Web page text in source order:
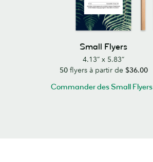
Small Flyers
4.13” x 5.83”
50flyers à partir de $36.00
Commander des Small Flyers